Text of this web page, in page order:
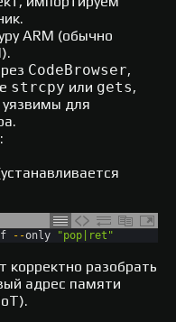
ARM (обычно
CodeBrowser,
strcpy или gets,
для
:
--only "pop|ret"
корректно разобрать
адрес памяти